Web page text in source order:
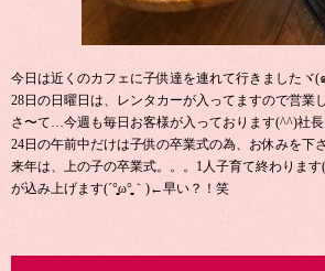
今日は近くのカフェに子供達を連れて行きましたヾ
28日の日曜日は、レンタカーが入ってますので営業
さ〜て…今週も毎日お客様が入っております(^^)社
24日の午前中だけは子供の卒業式の為、お休みを下
来年は、上の子の卒業式。。。1人子育て終わりま
が込み上げます(´°̥̥̥̥̥̥̥̥ω°̥̥̥̥̥̥̥̥｀)←早い？！笑